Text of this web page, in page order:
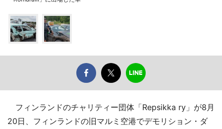
フィンランドのチャリティー団体「Repsikka ry」が8月
20日、フィンランドの旧マルミ空港でデモリション・ダ